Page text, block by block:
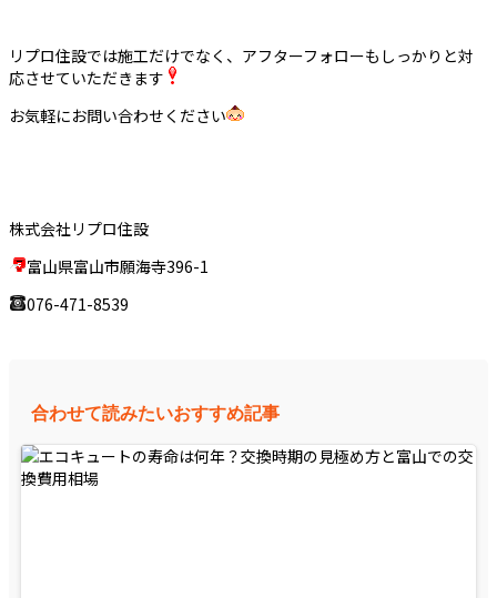
リプロ住設では施工だけでなく、アフターフォローもしっかりと対
応させていただきます
お気軽にお問い合わせください
株式会社リプロ住設
富山県富山市願海寺396-1
076-471-8539
合わせて読みたいおすすめ記事